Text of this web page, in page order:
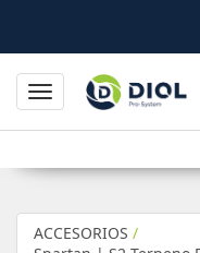
Toggle navigation
ACCESORIOS /